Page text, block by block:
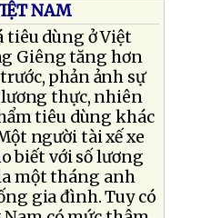
NAM
tiêu dùng ở Việt
Giêng tăng hơn
phản ảnh sự
thực, nhiên
tiêu dùng khác
người tài xế xe
biết với số lương
một tháng anh
gia đình. Tuy có